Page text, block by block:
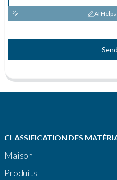
AI
Send
CLASSIFICATION DES
Maison
Produits